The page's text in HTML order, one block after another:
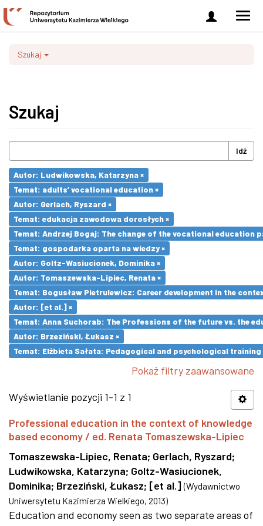
Zaloguj
się
Szukaj
Szukaj
Idź
Autor: Ludwikowska, Katarzyna ×
Temat: adults’ vocational education ×
Autor: Gerlach, Ryszard ×
Temat: edukacja zawodowa dorosłych ×
Temat: Andrzej Bogaj: The change of the vocational education
Temat: gospodarka oparta na wiedzy ×
Autor: Goltz-Wasiucionek, Dominika ×
Autor: Tomaszewska-Lipiec, Renata ×
Temat: Bogusław Pietrulewicz: Career development in the
Autor: [et al.] ×
Temat: Anna Suchorab: The Professions of the future vs. the
Autor: Brzeziński, Łukasz ×
Temat: Elżbieta Sałata: Pedagogical and psychological
Pokaż filtry zaawansowane
Wyświetlanie pozycji 1-1 z 1
Professional education in the context of knowledge
based economy / ed. Renata Tomaszewska-Lipiec
Tomaszewska-Lipiec, Renata; Gerlach, Ryszard;
Ludwikowska, Katarzyna; Goltz-Wasiucionek,
Dominika; Brzeziński, Łukasz; [et al.] (Wydawnictwo
Uniwersytetu Kazimierza Wielkiego, 2013)
Education and economy seen as two separate areas of